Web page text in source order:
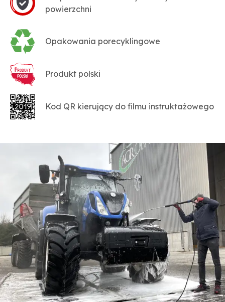
powierzchni
Opakowania porecyklingowe
Produkt polski
Kod QR kierujący do filmu instruktażowego